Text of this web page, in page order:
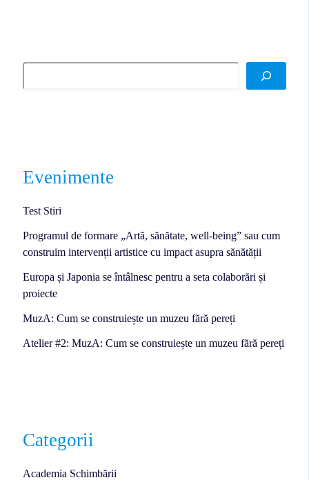
Evenimente
Test Stiri
Programul de formare „Artă, sănătate, well-being” sau cum
construim intervenții artistice cu impact asupra sănătății
Europa și Japonia se întâlnesc pentru a seta colaborări și
proiecte
MuzA: Cum se construiește un muzeu fără pereți
Atelier #2: MuzA: Cum se construiește un muzeu fără pereți
Categorii
Academia Schimbării